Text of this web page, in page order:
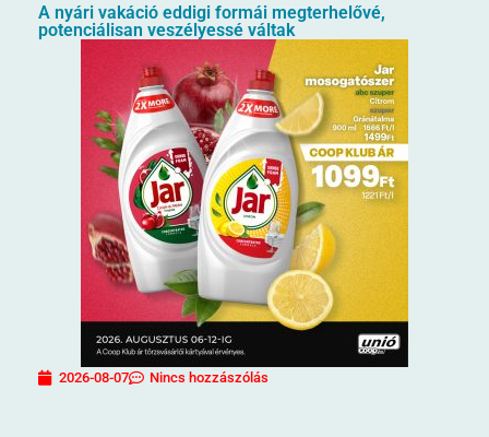
A nyári vakáció eddigi formái megterhelővé,
potenciálisan veszélyessé váltak
2026-08-07 Nincs hozzászólás